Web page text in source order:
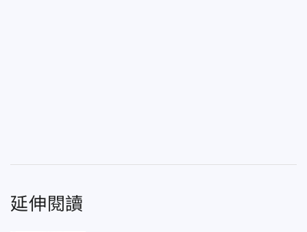
延伸閱讀